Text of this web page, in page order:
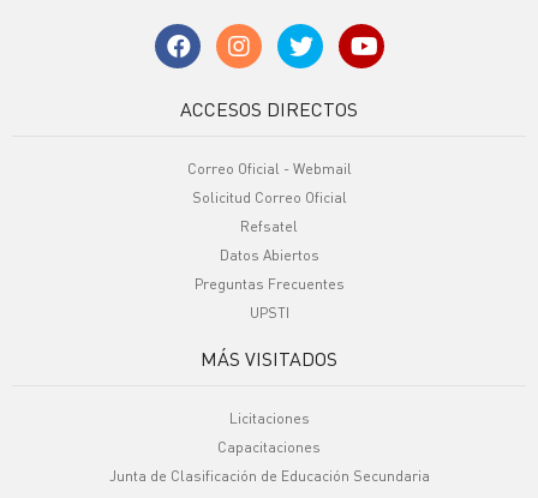
ACCESOS DIRECTOS
Correo Oficial - Webmail
Solicitud Correo Oficial
Refsatel
Datos Abiertos
Preguntas Frecuentes
UPSTI
MÁS VISITADOS
Licitaciones
Capacitaciones
Junta de Clasificación de Educación Secundaria